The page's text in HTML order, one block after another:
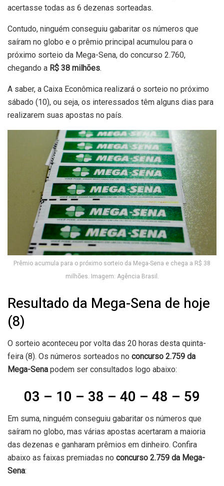
acertasse todas as 6 dezenas sorteadas.
Contudo, ninguém conseguiu gabaritar os números que
saíram no globo e o prêmio principal acumulou para o
próximo sorteio da Mega-Sena, do concurso 2.760,
chegando a R$ 38 milhões.
A saber, a Caixa Econômica realizará o sorteio no próximo
sábado (10), ou seja, os interessados têm alguns dias para
realizarem suas apostas no país.
Prêmio acumula para o próximo sorteio da Mega-Sena e chega a R$ 38
milhões. Imagem: Agência Brasil.
Resultado da Mega-Sena de hoje
(8)
O sorteio aconteceu por volta das 20 horas desta quinta-
feira (8). Os números sorteados no concurso 2.759 da
Mega-Sena podem ser consultados logo abaixo:
03 – 10 – 38 – 40 – 48 – 59
Em suma, ninguém conseguiu gabaritar os números que
saíram no globo, mas várias apostas acertaram a maioria
das dezenas e ganharam prêmios em dinheiro. Confira
abaixo as faixas premiadas no concurso 2.759 da Mega-
Sena: